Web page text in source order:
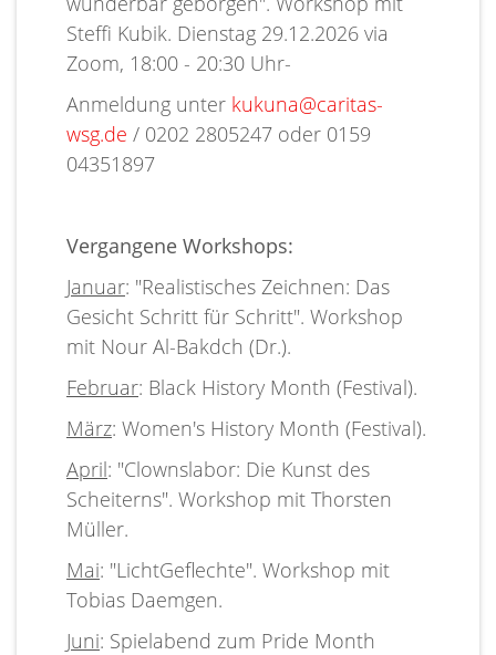
Steffi Kubik. Dienstag 29.12.2026 via
Zoom, 18:00 - 20:30 Uhr-
Anmeldung unter kukuna@caritas-
wsg.de / 0202 2805247 oder 0159
04351897
Vergangene Workshops:
Januar: "Realistisches Zeichnen: Das
Gesicht Schritt für Schritt". Workshop
mit Nour Al-Bakdch (Dr.).
Februar: Black History Month (Festival).
März: Women's History Month (Festival).
April: "Clownslabor: Die Kunst des
Scheiterns". Workshop mit Thorsten
Müller.
Mai: "LichtGeflechte". Workshop mit
Tobias Daemgen.
Juni: Spielabend zum Pride Month